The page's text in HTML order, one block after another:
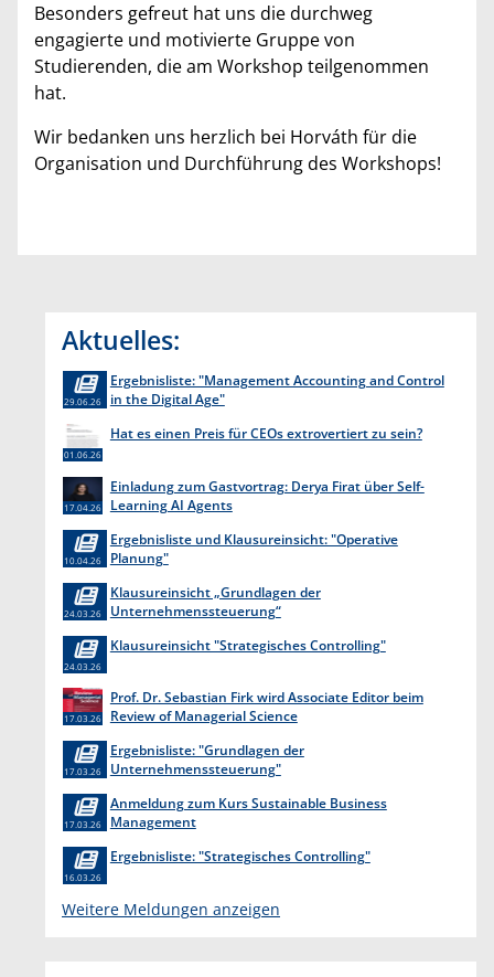
Besonders gefreut hat uns die durchweg
engagierte und motivierte Gruppe von
Studierenden, die am Workshop teilgenommen
hat.
Wir bedanken uns herzlich bei Horváth für die
Organisation und Durchführung des Workshops!
Aktuelles:
Ergebnisliste: "Management Accounting and Control
in the Digital Age"
29.06.26
Hat es einen Preis für CEOs extrovertiert zu sein?
01.06.26
Einladung zum Gastvortrag: Derya Firat über Self-
Learning AI Agents
17.04.26
Ergebnisliste und Klausureinsicht: "Operative
Planung"
10.04.26
Klausureinsicht „Grundlagen der
Unternehmenssteuerung“
24.03.26
Klausureinsicht "Strategisches Controlling"
24.03.26
Prof. Dr. Sebastian Firk wird Associate Editor beim
Review of Managerial Science
17.03.26
Ergebnisliste: "Grundlagen der
Unternehmenssteuerung"
17.03.26
Anmeldung zum Kurs Sustainable Business
Management
17.03.26
Ergebnisliste: "Strategisches Controlling"
16.03.26
Weitere Meldungen anzeigen